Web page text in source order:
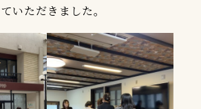
いただきました。